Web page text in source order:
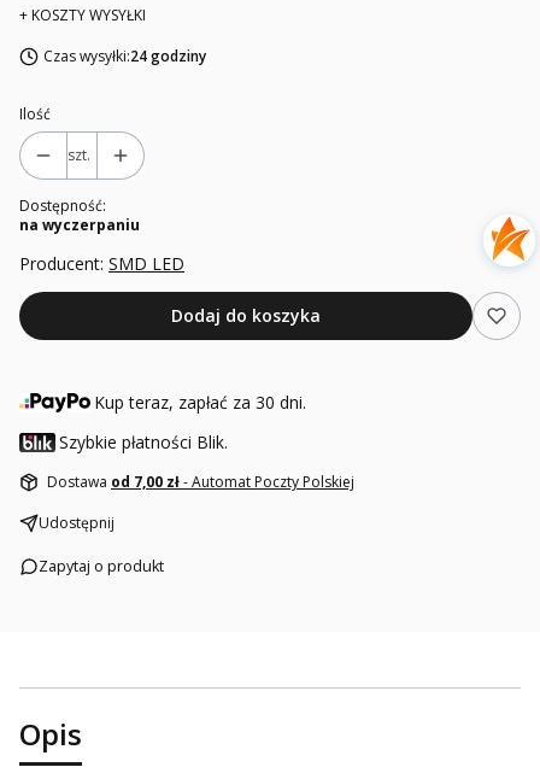
+ KOSZTY WYSYŁKI
Czas wysyłki:24 godziny
Ilość
szt.
Dostępność:
na wyczerpaniu
Producent: SMD LED
Dodaj do koszyka
Kup teraz, zapłać za 30 dni.
Szybkie płatności Blik.
Dostawa od 7,00 zł- Automat Poczty Polskiej
Udostępnij
Zapytaj o produkt
Opis